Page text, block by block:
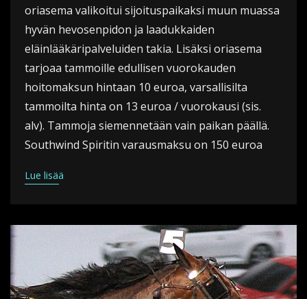
oriasema valikoitui sijoituspaikaksi muun muassa
hyvän hevosenpidon ja laadukkaiden
eläinlääkäripalveluiden takia. Lisäksi oriasema
tarjoaa tammoille edullisen vuorokauden
hoitomaksun hintaan 10 euroa, varsallisilta
tammoilta hinta on 13 euroa / vuorokausi (sis.
alv). Tammoja siemennetään vain paikan päällä.
Southwind Spiritin varausmaksu on 150 euroa
Lue lisää